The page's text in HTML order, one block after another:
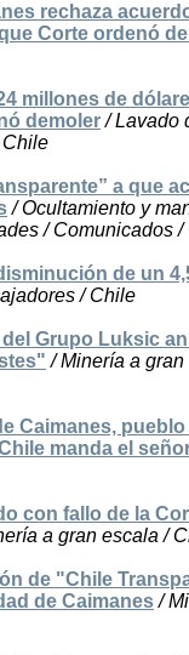
rechaza
Corte ordenó
millones de
demoler/ Lavado
Chile
a que
/ Ocultamiento y
/ Comunicados /
de un
/ Chile
Grupo Luksic
/ Minería a
Caimanes,
manda el
con fallo de la
a gran escala /
de "Chile
de Caimanes/